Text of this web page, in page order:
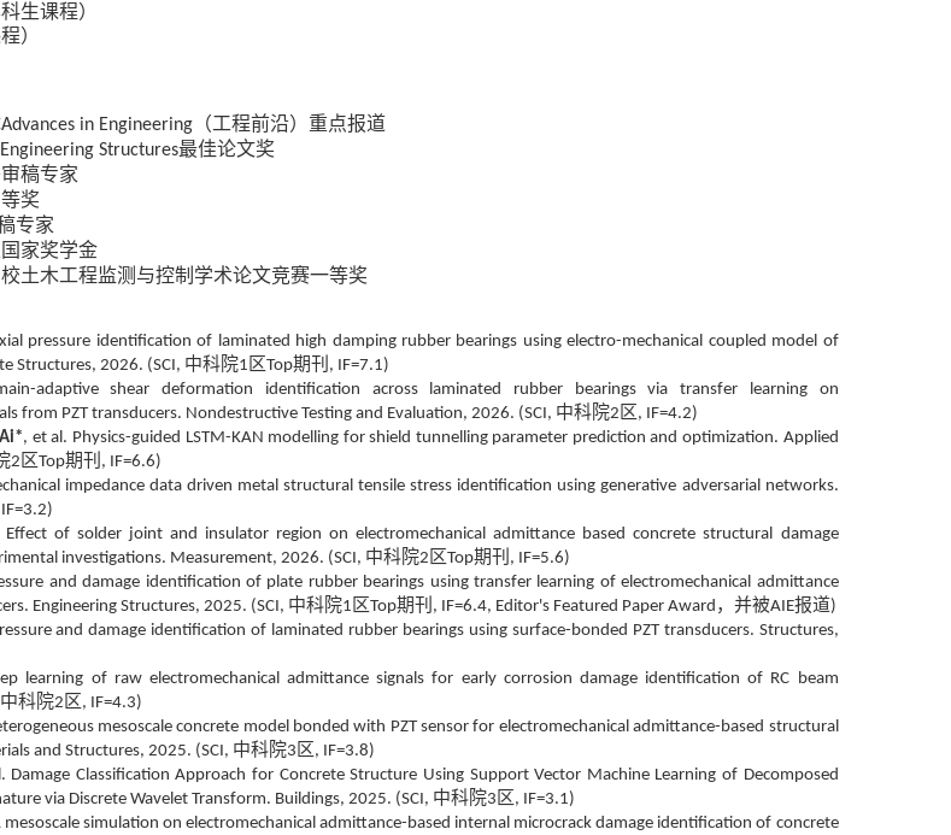
生课程）
）
Advances in Engineering （工程前沿）重点报道
Engineering Structures最佳论文奖
稿专家
奖
专家
家奖学金
土木工程监测与控制学术论文竞赛一等奖
pressure identification of laminated high damping rubber bearings using electro-mechanical coupled model of
Structures, 2026. (SCI, 中科院1 区Top期刊 , IF=7.1)
adaptive shear deformation identification across laminated rubber bearings via transfer learning on
from PZT transducers. Nondestructive Testing and Evaluation, 2026. (SCI, 中科院2 区 , IF=4.2)
, et al. Physics-guided LSTM-KAN modelling for shield tunnelling parameter prediction and optimization. Applied
2 区Top期刊 , IF=6.6)
impedance data driven metal structural tensile stress identification using generative adversarial networks.
of solder joint and insulator region on electromechanical admittance based concrete structural damage
investigations. Measurement, 2026. (SCI, 中科院2 区Top期刊 , IF=5.6)
and damage identification of plate rubber bearings using transfer learning of electromechanical admittance
Engineering Structures, 2025. (SCI, 中科院1 区Top期刊 , IF=6.4, Editor's Featured Paper Award ，并被AIE报道)
and damage identification of laminated rubber bearings using surface-bonded PZT transducers. Structures,
learning of raw electromechanical admittance signals for early corrosion damage identification of RC beam
中科院2 区 , IF=4.3)
mesoscale concrete model bonded with PZT sensor for electromechanical admittance-based structural
and Structures, 2025. (SCI, 中科院3 区 , IF=3.8)
Damage Classification Approach for Concrete Structure Using Support Vector Machine Learning of Decomposed
via Discrete Wavelet Transform. Buildings, 2025. (SCI, 中科院3 区 , IF=3.1)
mesoscale simulation on electromechanical admittance-based internal microcrack damage identification of concrete